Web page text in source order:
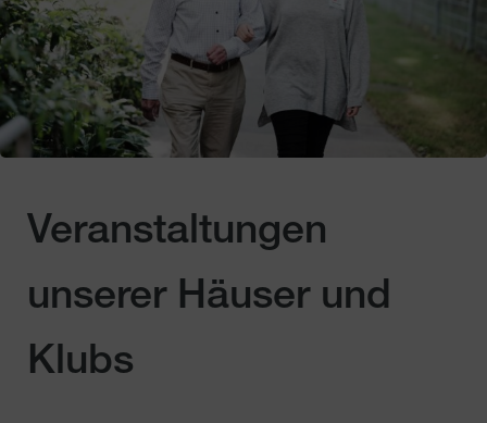
Veranstaltungen
unserer Häuser und
Klubs